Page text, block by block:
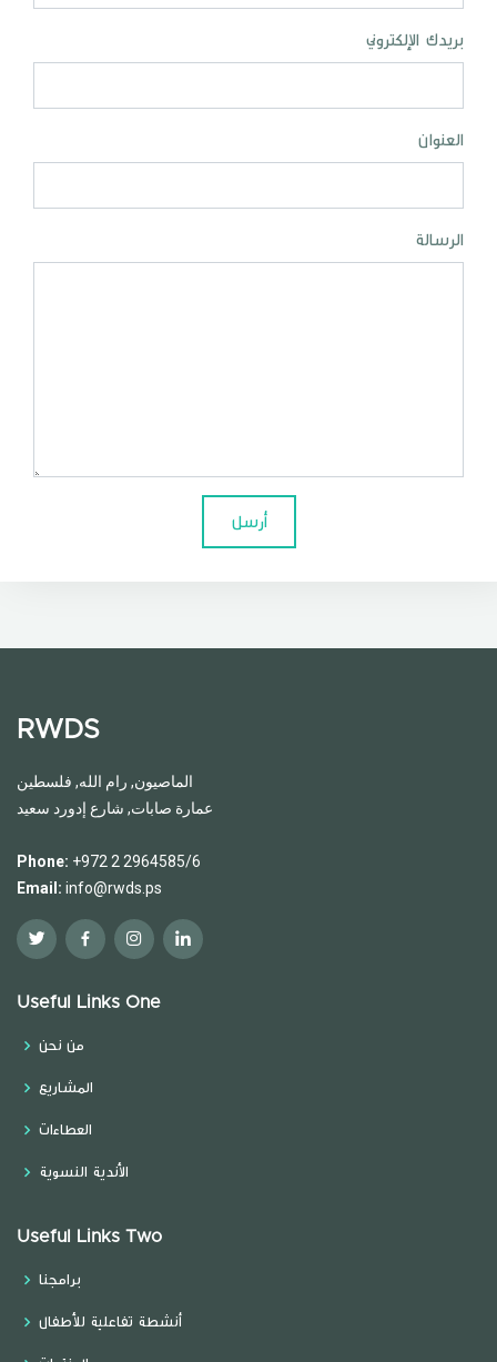
بريدك الإلكتروني
العنوان
الرسالة
أرسل
RWDS
الماصيون, رام الله, فلسطين
عمارة صابات, شارع إدورد سعيد
Phone: +972 2 2964585/6
Email: info@rwds.ps
Useful Links One
من نحن
المشاريع
العطاءات
الأندية النسوية
Useful Links Two
برامجنا
أنشطة تفاعلية للأطفال